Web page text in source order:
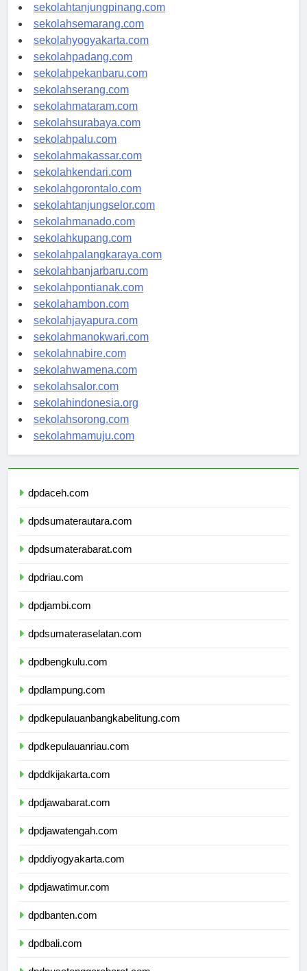
sekolahpangkalpinang.com
sekolahtanjungpinang.com
sekolahsemarang.com
sekolahyogyakarta.com
sekolahpadang.com
sekolahpekanbaru.com
sekolahserang.com
sekolahmataram.com
sekolahsurabaya.com
sekolahpalu.com
sekolahmakassar.com
sekolahkendari.com
sekolahgorontalo.com
sekolahtanjungselor.com
sekolahmanado.com
sekolahkupang.com
sekolahpalangkaraya.com
sekolahbanjarbaru.com
sekolahpontianak.com
sekolahambon.com
sekolahjayapura.com
sekolahmanokwari.com
sekolahnabire.com
sekolahwamena.com
sekolahsalor.com
sekolahindonesia.org
sekolahsorong.com